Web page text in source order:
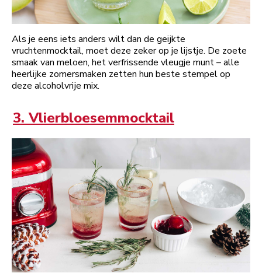
Als je eens iets anders wilt dan de geijkte
vruchtenmocktail, moet deze zeker op je lijstje. De zoete
smaak van meloen, het verfrissende vleugje munt – alle
heerlijke zomersmaken zetten hun beste stempel op
deze alcoholvrije mix.
3. Vlierbloesemmocktail